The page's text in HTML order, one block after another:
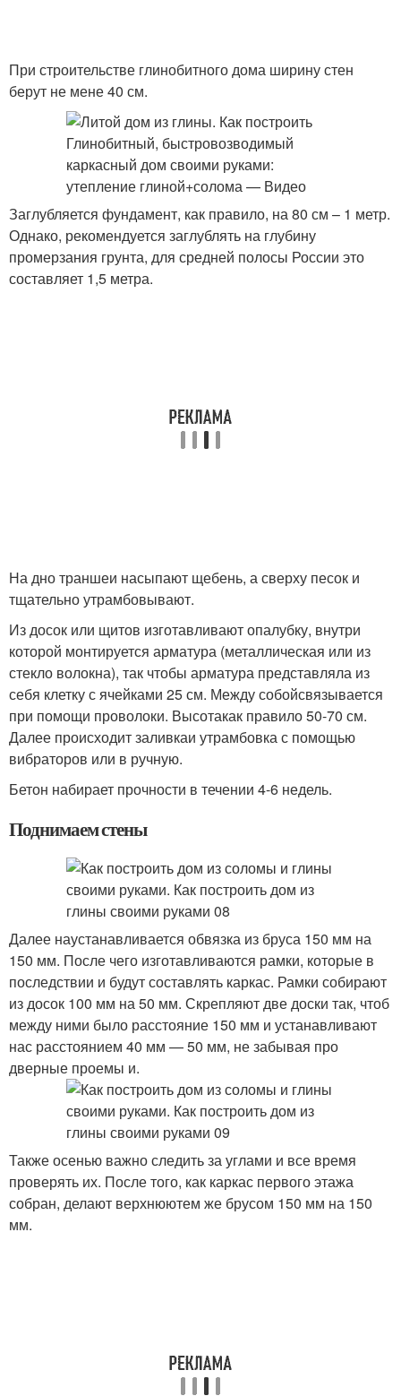
При строительстве глинобитного дома ширину стен
берут не мене 40 см.
Заглубляется фундамент, как правило, на 80 см – 1 метр.
Однако, рекомендуется заглублять на глубину
промерзания грунта, для средней полосы России это
составляет 1,5 метра.
На дно траншеи насыпают щебень, а сверху песок и
тщательно утрамбовывают.
Из досок или щитов изготавливают опалубку, внутри
которой монтируется арматура (металлическая или из
стекло волокна), так чтобы арматура представляла из
себя клетку с ячейками 25 см. Между собойсвязывается
при помощи проволоки. Высотакак правило 50-70 см.
Далее происходит заливкаи утрамбовка с помощью
вибраторов или в ручную.
Бетон набирает прочности в течении 4-6 недель.
Поднимаем стены
Далее наустанавливается обвязка из бруса 150 мм на
150 мм. После чего изготавливаются рамки, которые в
последствии и будут составлять каркас. Рамки собирают
из досок 100 мм на 50 мм. Скрепляют две доски так, чтоб
между ними было расстояние 150 мм и устанавливают
нас расстоянием 40 мм — 50 мм, не забывая про
дверные проемы и.
Также осенью важно следить за углами и все время
проверять их. После того, как каркас первого этажа
собран, делают верхнюютем же брусом 150 мм на 150
мм.